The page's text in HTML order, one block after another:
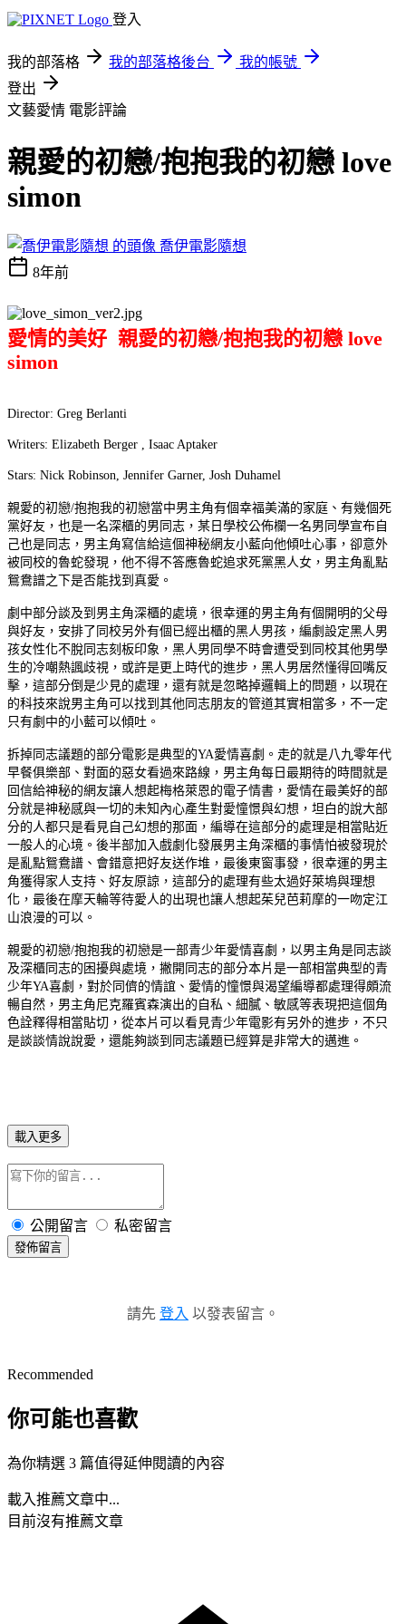
登入
我的部落格 我的部落格後台
我的帳號
登出
文藝愛情 電影評論
親愛的初戀/抱抱我的初戀 love
simon
喬伊電影隨想
8年前
愛情的美好 親愛的初戀/抱抱我的初戀 love
simon
Director: Greg Berlanti
Writers: Elizabeth Berger , Isaac Aptaker
Stars: Nick Robinson, Jennifer Garner, Josh Duhamel
親愛的初戀/抱抱我的初戀當中男主角有個幸福美滿的家庭、有幾個死
黨好友，也是一名深櫃的男同志，某日學校公佈欄一名男同學宣布自
己也是同志，男主角寫信給這個神秘網友小藍向他傾吐心事，卻意外
被同校的魯蛇發現，他不得不答應魯蛇追求死黨黑人女，男主角亂點
鴛鴦譜之下是否能找到真愛。
劇中部分談及到男主角深櫃的處境，很幸運的男主角有個開明的父母
與好友，安排了同校另外有個已經出櫃的黑人男孩，編劇設定黑人男
孩女性化不脫同志刻板印象，黑人男同學不時會遭受到同校其他男學
生的冷嘲熱諷歧視，或許是更上時代的進步，黑人男居然懂得回嘴反
擊，這部分倒是少見的處理，還有就是忽略掉邏輯上的問題，以現在
的科技來說男主角可以找到其他同志朋友的管道其實相當多，不一定
只有劇中的小藍可以傾吐。
拆掉同志議題的部分電影是典型的YA愛情喜劇。走的就是八九零年代
早餐俱樂部、對面的惡女看過來路線，男主角每日最期待的時間就是
回信給神秘的網友讓人想起梅格萊恩的電子情書，愛情在最美好的部
分就是神秘感與一切的未知內心產生對愛憧憬與幻想，坦白的說大部
分的人都只是看見自己幻想的那面，編導在這部分的處理是相當貼近
一般人的心境。後半部加入戲劇化發展男主角深櫃的事情怕被發現於
是亂點鴛鴦譜、會錯意把好友送作堆，最後東窗事發，很幸運的男主
角獲得家人支持、好友原諒，這部分的處理有些太過好萊塢與理想
化，最後在摩天輪等待愛人的出現也讓人想起茱兒芭莉摩的一吻定江
山浪漫的可以。
親愛的初戀/抱抱我的初戀是一部青少年愛情喜劇，以男主角是同志談
及深櫃同志的困擾與處境，撇開同志的部分本片是一部相當典型的青
少年YA喜劇，對於同儕的情誼、愛情的憧憬與渴望編導都處理得頗流
暢自然，男主角尼克羅賓森演出的自私、細膩、敏感等表現把這個角
色詮釋得相當貼切，從本片可以看見青少年電影有另外的進步，不只
是談談情說說愛，還能夠談到同志議題已經算是非常大的邁進。
載入更多
公開留言 私密留言
發佈留言
請先 登入 以發表留言。
Recommended
你可能也喜歡
為你精選 3 篇值得延伸閱讀的內容
載入推薦文章中...
目前沒有推薦文章